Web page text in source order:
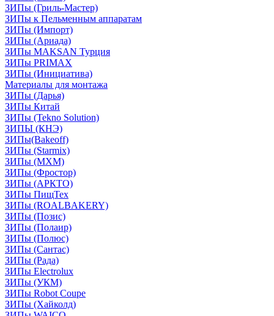
ЗИПы (Гриль-Мастер)
ЗИПы к Пельменным аппаратам
ЗИПы (Импорт)
ЗИПы (Ариада)
ЗИПы MAKSAN Турция
ЗИПы PRIMAX
ЗИПы (Инициатива)
Материалы для монтажа
ЗИПы (Дарья)
ЗИПы Китай
ЗИПы (Tekno Solution)
ЗИПЫ (КНЭ)
ЗИПы(Bakeoff)
ЗИПы (Starmix)
ЗИПы (МХМ)
ЗИПы (Фростор)
ЗИПы (АРКТО)
ЗИПы ПищТех
ЗИПы (ROALBAKERY)
ЗИПы (Позис)
ЗИПы (Полаир)
ЗИПы (Полюс)
ЗИПы (Сантас)
ЗИПы (Рада)
ЗИПы Electrolux
ЗИПы (УКМ)
ЗИПы Robot Coupe
ЗИПы (Хайколд)